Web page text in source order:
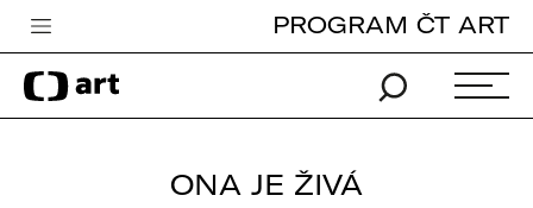
Česká televize
Zpravodajství
PROGRAM ČT ART
ONA JE ŽIVÁ